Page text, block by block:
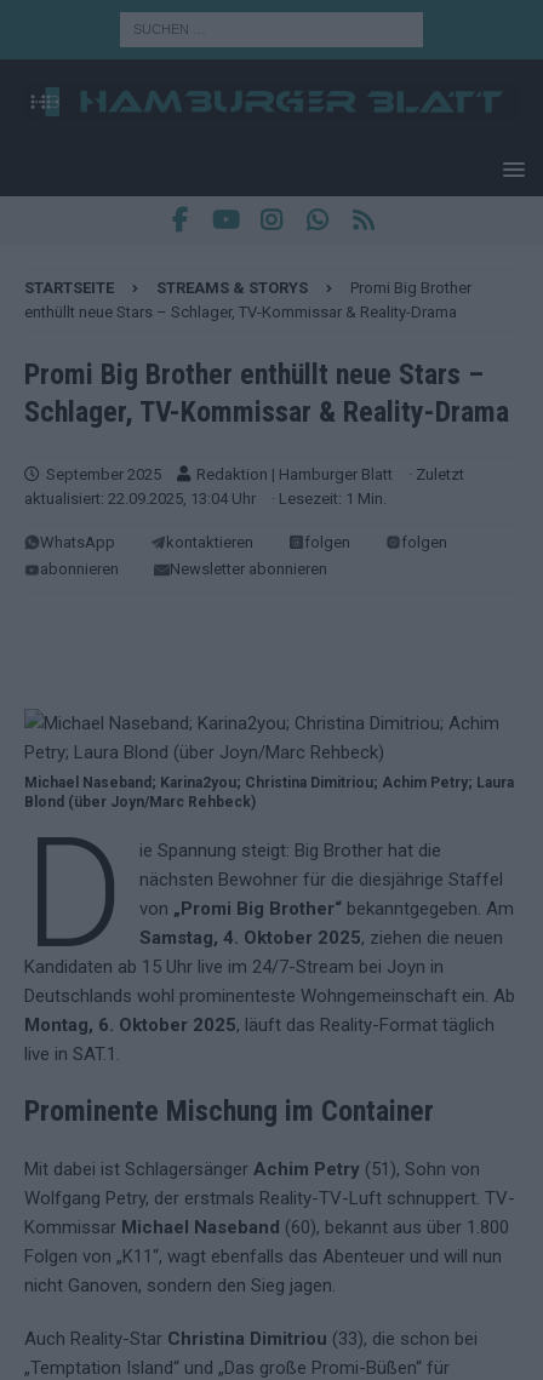
STARTSEITE STREAMS & STORYS
Promi Big Brother
enthüllt neue Stars – Schlager, TV-Kommissar & Reality-Drama
Promi Big Brother enthüllt neue Stars –
Schlager, TV-Kommissar & Reality-Drama
September 2025 Redaktion | Hamburger Blatt
· Zuletzt
aktualisiert: 22.09.2025, 13:04 Uhr
· Lesezeit: 1 Min.
WhatsApp kontaktieren folgen
folgen
abonnieren
Newsletter abonnieren
Michael Naseband; Karina2you; Christina Dimitriou; Achim Petry; Laura
Blond (über Joyn/Marc Rehbeck)
D
ie Spannung steigt: Big Brother hat die
nächsten Bewohner für die diesjährige Staffel
von „Promi Big Brother“ bekanntgegeben. Am
Samstag, 4. Oktober 2025, ziehen die neuen
Kandidaten ab 15 Uhr live im 24/7-Stream bei Joyn in
Deutschlands wohl prominenteste Wohngemeinschaft ein. Ab
Montag, 6. Oktober 2025, läuft das Reality-Format täglich
live in SAT.1.
Prominente Mischung im Container
Mit dabei ist Schlagersänger Achim Petry (51), Sohn von
Wolfgang Petry, der erstmals Reality-TV-Luft schnuppert. TV-
Kommissar Michael Naseband (60), bekannt aus über 1.800
Folgen von „K11“, wagt ebenfalls das Abenteuer und will nun
nicht Ganoven, sondern den Sieg jagen.
Auch Reality-Star Christina Dimitriou (33), die schon bei
„Temptation Island“ und „Das große Promi-Büßen“ für